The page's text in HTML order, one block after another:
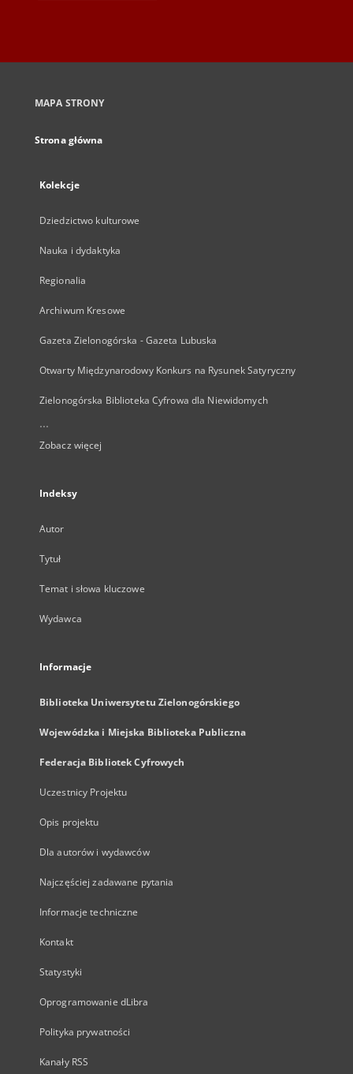
MAPA STRONY
Strona główna
Kolekcje
Dziedzictwo kulturowe
Nauka i dydaktyka
Regionalia
Archiwum Kresowe
Gazeta Zielonogórska - Gazeta Lubuska
Otwarty Międzynarodowy Konkurs na Rysunek Satyryczny
Zielonogórska Biblioteka Cyfrowa dla Niewidomych
...
Zobacz więcej
Indeksy
Autor
Tytuł
Temat i słowa kluczowe
Wydawca
Informacje
Biblioteka Uniwersytetu Zielonogórskiego
Wojewódzka i Miejska Biblioteka Publiczna
Federacja Bibliotek Cyfrowych
Uczestnicy Projektu
Opis projektu
Dla autorów i wydawców
Najczęściej zadawane pytania
Informacje techniczne
Kontakt
Statystyki
Oprogramowanie dLibra
Polityka prywatności
Kanały RSS